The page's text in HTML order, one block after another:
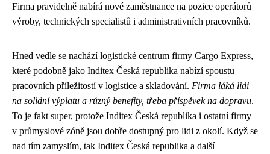
Firma pravidelně nabírá nové zaměstnance na pozice operátorů
výroby, technických specialistů i administrativních pracovníků.
Hned vedle se nachází logistické centrum firmy Cargo Express,
které podobně jako Inditex Česká republika nabízí spoustu
pracovních příležitostí v logistice a skladování. Firma láká lidi
na solidní výplatu a různý benefity, třeba příspěvek na dopravu.
To je fakt super, protože Inditex Česká republika i ostatní firmy
v průmyslové zóně jsou dobře dostupný pro lidi z okolí. Když se
nad tím zamyslím, tak Inditex Česká republika a další